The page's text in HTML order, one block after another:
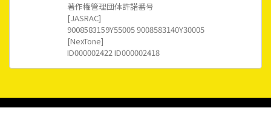
著作権管理団体許諾番号
[JASRAC]
9008583159Y55005 9008583140Y30005
[NexTone]
ID000002422 ID000002418